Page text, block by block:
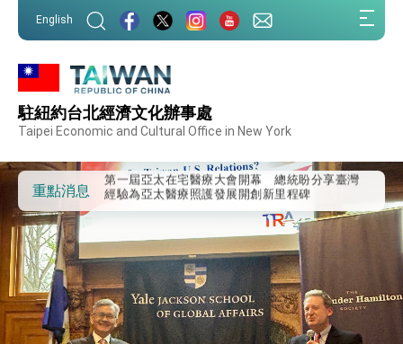
English
駐紐約台北經濟文化辦事處
Taipei Economic and Cultural Office in New York
重點消息
外交部重要言論
我國政府將在美國亞利桑納州設立「駐鳳凰城辦
事處」，進一步深化台美交流合作
經驗為亞太醫療照護發展開創新里程碑
外交部發布WHA文宣影片「台灣醫療點亮世界」
及「台灣智慧醫療與健康產業展」預告短片，向
世界展現台灣守護全球健康的創新能量
總統出訪史瓦帝尼返國談話 強調臺灣人有權利
走向世界 盼與理念相近國家共同維護國際秩序
堅定走向世界 賴總統抵達史瓦帝尼王國進行國是
訪問
總統與五院院長新春茶敘 盼化分歧為團結、為
國家邁出合作第一步
總統農曆春節談話